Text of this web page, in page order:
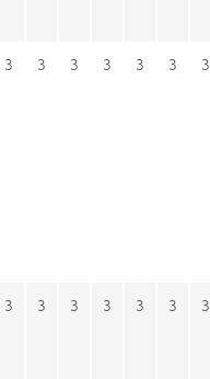
3 3 3 3 3 3 3
3 3 3 3 3 3 3